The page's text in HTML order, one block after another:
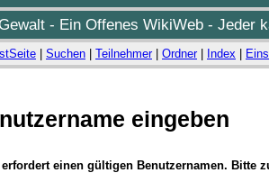
- Ein Offenes WikiWeb - Jeder
Suchen Teilnehmer| Ordner| Index
eingeben
einen gültigen Benutzernamen. Bitte